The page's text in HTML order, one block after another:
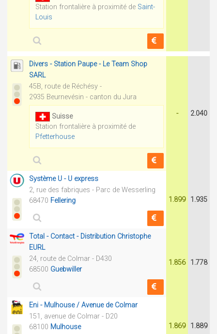
Station frontalière à proximité de Saint-
Louis
Divers - Station Paupe - Le Team Shop
SARL
45B, route de Réchésy -
2935 Beurnevésin - canton du Jura
Suisse
Station frontalière à proximité de
Pfetterhouse
- 2.040
Système U - U express
2, rue des fabriques - Parc de Wesserling
68470 Fellering 1.899 1.935
Total - Contact - Distribution Christophe
EURL
24, route de Colmar - D430
68500 Guebwiller
1.856 1.778
Eni - Mulhouse / Avenue de Colmar
151, avenue de Colmar - D20
68100 Mulhouse 1.869 1.889